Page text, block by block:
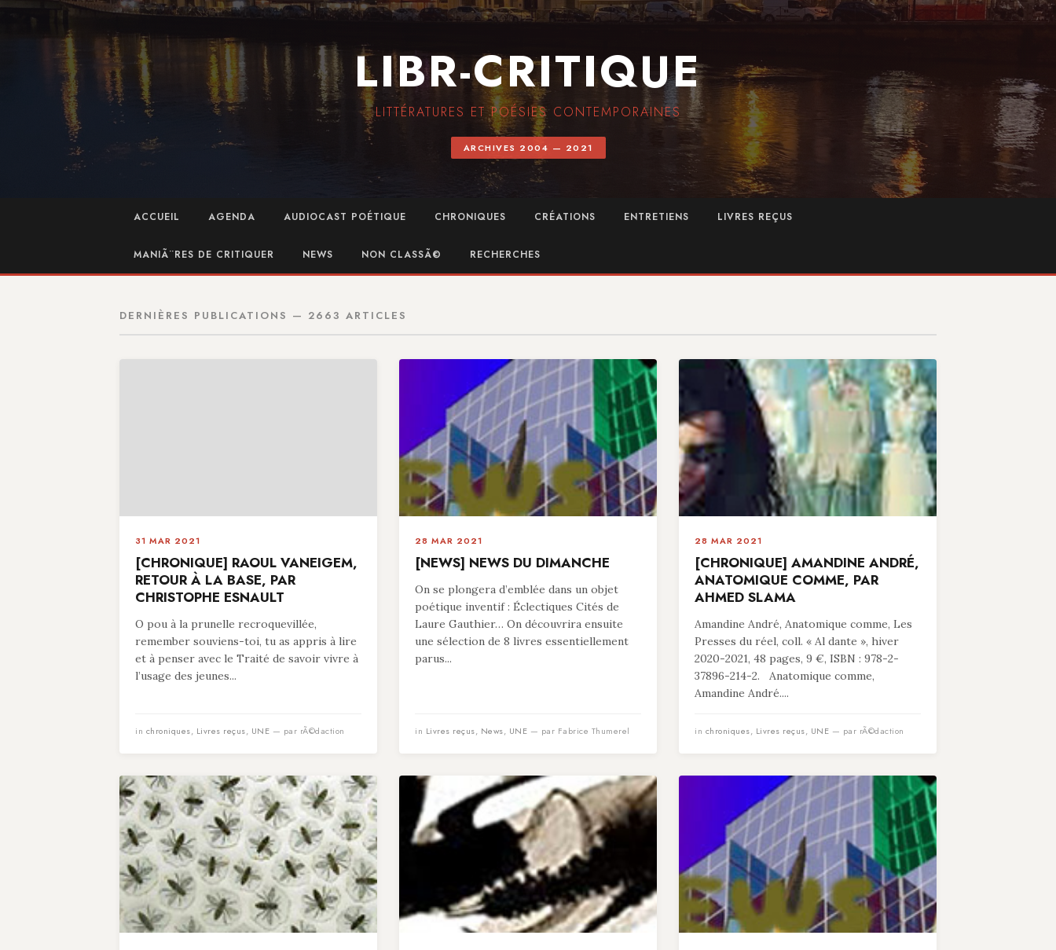
LIBR-CRITIQUE
LITTÉRATURES ET POÉSIES CONTEMPORAINES
ARCHIVES 2004 — 2021
ACCUEIL AGENDA AUDIOCAST POÉTIQUE CHRONIQUES CRÉATIONS ENTRETIENS LIVRES REÇUS
MANIÃ¨RES DE CRITIQUER NEWS NON CLASSÃ© RECHERCHES
DERNIÈRES PUBLICATIONS — 2663 ARTICLES
31 MAR 2021
[CHRONIQUE] RAOUL VANEIGEM,
RETOUR À LA BASE, PAR
CHRISTOPHE ESNAULT
O pou à la prunelle recroquevillée,
remember souviens-toi, tu as appris à lire
et à penser avec le Traité de savoir vivre à
l’usage des jeunes...
in chroniques, Livres reçus, UNE — par rÃ©daction
28 MAR 2021
[NEWS] NEWS DU DIMANCHE
On se plongera d’emblée dans un objet
poétique inventif : Éclectiques Cités de
Laure Gauthier… On découvrira ensuite
une sélection de 8 livres essentiellement
parus...
in Livres reçus, News, UNE — par Fabrice Thumerel
28 MAR 2021
[CHRONIQUE] AMANDINE ANDRÉ,
ANATOMIQUE COMME, PAR
AHMED SLAMA
Amandine André, Anatomique comme, Les
Presses du réel, coll. « Al dante », hiver
2020-2021, 48 pages, 9 €, ISBN : 978-2-
37896-214-2. Anatomique comme,
Amandine André....
in chroniques, Livres reçus, UNE — par rÃ©daction